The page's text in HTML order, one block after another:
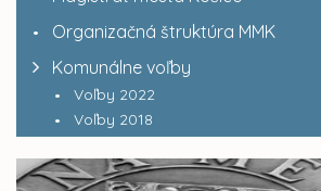
Organizačná štruktúra MMK
Komunálne voľby
Voľby 2022
Voľby 2018